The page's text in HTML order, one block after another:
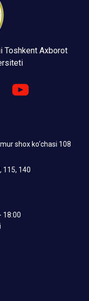
Toshkent Axborot
shox ko‘chasi 108
115, 140
18:00